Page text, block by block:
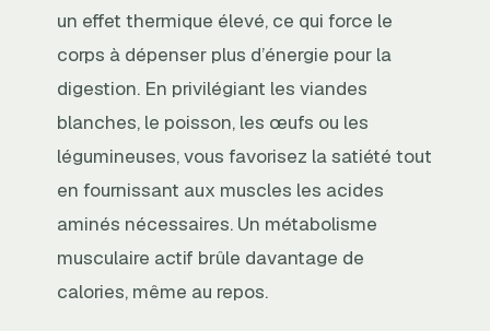
un effet thermique élevé, ce qui force le
corps à dépenser plus d’énergie pour la
digestion. En privilégiant les viandes
blanches, le poisson, les œufs ou les
légumineuses, vous favorisez la satiété tout
en fournissant aux muscles les acides
aminés nécessaires. Un métabolisme
musculaire actif brûle davantage de
calories, même au repos.